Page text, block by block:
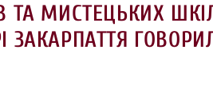
ТА МИСТЕЦЬКИХ
ЗАКАРПАТТЯ